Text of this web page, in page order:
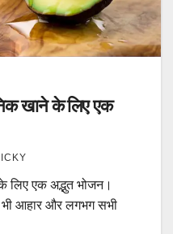
खाने के लिए एक
लिए एक अद्भुत भोजन।
आहार और लगभग सभी